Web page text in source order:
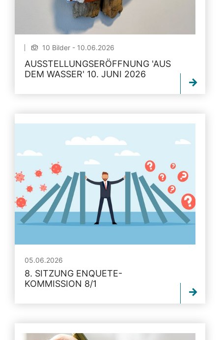
10 Bilder - 10.06.2026
AUSSTELLUNGSERÖFFNUNG 'AUS
DEM WASSER' 10. JUNI 2026
05.06.2026
8. SITZUNG ENQUETE-
KOMMISSION 8/1